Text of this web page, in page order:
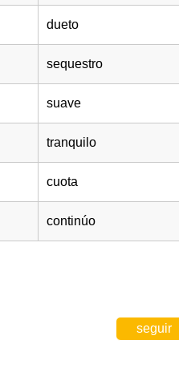
dueto
sequestro
suave
tranquilo
cuota
continúo
seguir